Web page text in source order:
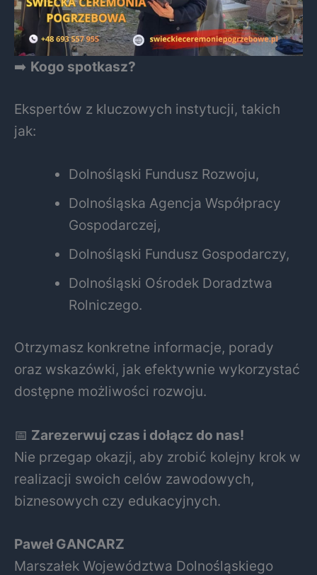
➡️ Kogo spotkasz?
Ekspertów z kluczowych instytucji, takich
jak:
Dolnośląski Fundusz Rozwoju,
Dolnośląska Agencja Współpracy
Gospodarczej,
Dolnośląski Fundusz Gospodarczy,
Dolnośląski Ośrodek Doradztwa
Rolniczego.
Otrzymasz konkretne informacje, porady
oraz wskazówki, jak efektywnie wykorzystać
dostępne możliwości rozwoju.
📅 Zarezerwuj czas i dołącz do nas!
Nie przegap okazji, aby zrobić kolejny krok w
realizacji swoich celów zawodowych,
biznesowych czy edukacyjnych.
Paweł GANCARZ
Marszałek Województwa Dolnośląskiego